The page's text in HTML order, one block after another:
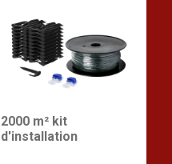
2000 m² kit
d'installation